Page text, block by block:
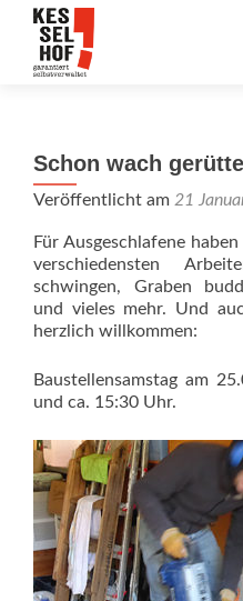
Schon wach
Veröffentlicht am 21
Für Ausgeschlafene
verschiedensten
schwingen, Graben
und vieles mehr. Und
herzlich willkommen:
Baustellensamstag am
und ca. 15:30 Uhr.